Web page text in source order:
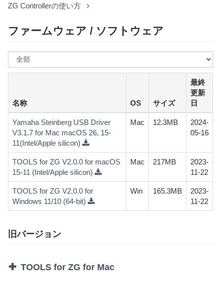
ZG Controllerの使い方
ファームウェア / ソフトウェア
を
名称
OS サイズ
最終
更新
日
Yamaha Steinberg USB Driver
V3.1.7 for Mac macOS 26, 15-
11(Intel/Apple silicon)
Mac 12.3MB
2024-
05-16
TOOLS for ZG V2.0.0 for macOS
15-11 (Intel/Apple silicon)
Mac 217MB
2023-
11-22
TOOLS for ZG V2.0.0 for
Windows 11/10 (64-bit)
Win 165.3MB
2023-
11-22
旧バージョン
TOOLS for ZG for Mac